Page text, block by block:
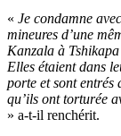
« Je condamne
mineures d’une
Kanzala à
Elles étaient dans
porte et sont entrés
qu’ils ont torturée
» a-t-il renchérit.